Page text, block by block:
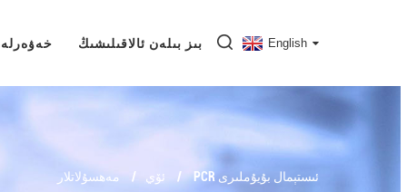
بىز بىلەن ئالاقىلىشىڭ English
ئۆي مەھسۇلاتلار PCR ئىستېمال بۇيۇملىرى